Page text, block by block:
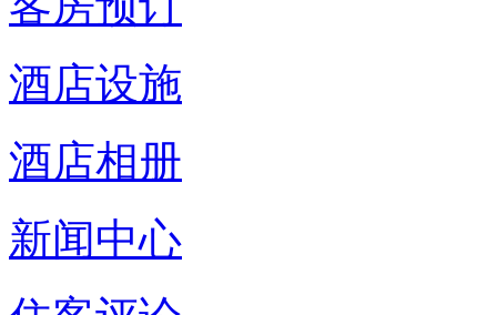
酒店设施
酒店相册
新闻中心